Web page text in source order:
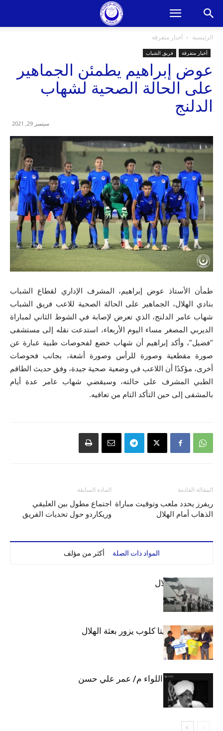
الرئيسية أخبار متفرقة
أخبار متفرقة فريق الشباب
عوض إبراهيم يطمئن الجماهير
على الحالة الصحية لشهاب
الدلنج
سبتمبر 29, 2021
طمأن الأستاذ عوض إبراهيم، المشرف الإداري لقطاع الشباب
بنادي الهلال، الجماهير على الحالة الصحية للاعب فريق الشباب
شهاب عامر الدلنج، الذي تعرض لإصابة في الشوط الثاني لمباراة
الديربي المصغر مساء اليوم الأربعاء، استدعت نقله إلى مستشفى
“فضيل”، وأكد إبراهيم أن شهاب خضع لفحوصات طبية عبارة عن
صورة مقطعية وصورة للرأس وصورة أشعة، بجانب فحوصات
أخرى، مؤكدًا أن اللاعب في وضعية صحية جيدة، وفق حديث الطاقم
الطبي المشرف على حالته، وسيقضي شهاب عامر عدة أيام
بالمشفى إلى حين التأكد التام من تعافيه.
المادة السابقة
اجتماع مطول بين العليقي
وريكاردو حول تحديات الفريق
المقالة القادمة
ريفرز يحدد ملعب وتوقيت مباراة
الذهاب أمام الهلال
المواد ذات الصلة أكثر من مؤلف
الهلال والاستقلال
وفد رفيع من فيتا كلوب يزور بعثة الهلال
الهلال يحتسب اللواء م/ عمر علي حسن